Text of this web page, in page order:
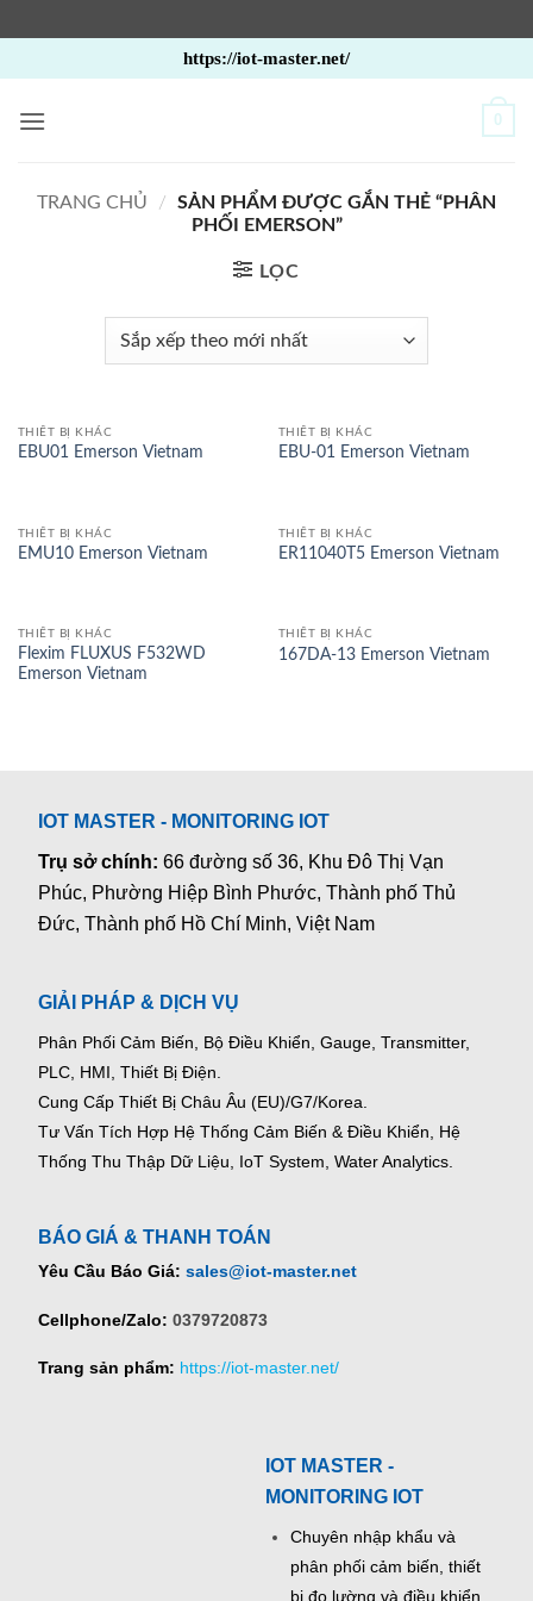
qua
nội
https://iot-master.net/
0
TRANG CHỦ /
SẢN PHẨM ĐƯỢC GẮN THẺ “PHÂN
PHỐI EMERSON”
LỌC
THIẾT BỊ KHÁC
EBU01 Emerson Vietnam
THIẾT BỊ KHÁC
EBU-01 Emerson Vietnam
THIẾT BỊ KHÁC
EMU10 Emerson Vietnam
THIẾT BỊ KHÁC
ER11040T5 Emerson Vietnam
THIẾT BỊ KHÁC
Flexim FLUXUS F532WD
Emerson Vietnam
THIẾT BỊ KHÁC
167DA-13 Emerson Vietnam
IOT MASTER - MONITORING IOT
Trụ sở chính:66 đường số 36, Khu Đô Thị Vạn
Phúc, Phường Hiệp Bình Phước, Thành phố Thủ
Đức, Thành phố Hồ Chí Minh, Việt Nam
GIẢI PHÁP & DỊCH VỤ
Phân Phối Cảm Biến, Bộ Điều Khiển, Gauge, Transmitter,
PLC, HMI, Thiết Bị Điện.
Cung Cấp Thiết Bị Châu Âu (EU)/G7/Korea.
Tư Vấn Tích Hợp Hệ Thống Cảm Biến & Điều Khiển, Hệ
Thống Thu Thập Dữ Liệu, IoT System, Water Analytics.
BÁO GIÁ & THANH TOÁN
Yêu Cầu Báo Giá: sales@iot-master.net
Cellphone/Zalo: 0379720873
Trang sản phẩm: https://iot-master.net/
IOT MASTER -
MONITORING IOT
Chuyên nhập khẩu và
phân phối cảm biến, thiết
bị đo lường và điều khiển.